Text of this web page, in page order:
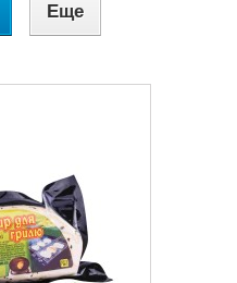
Еще